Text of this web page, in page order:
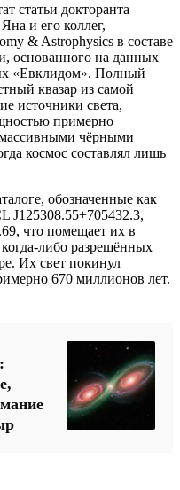
статьи докторанта
и его коллег,
& Astrophysics в составе
основанного на данных
«Евклидом». Полный
квазар из самой
источники света,
примерно
чёрными
космос составлял лишь
обозначенные как
J125308.55+705432.3,
что помещает их в
либо разрешённых
Их свет покинул
670 миллионов лет.